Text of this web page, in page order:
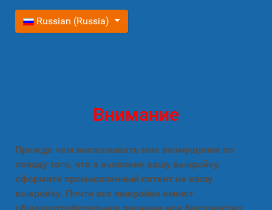
Выберите язык
Russian (Russia)
Внимание
Прежде чем высказывать мне возмущение по
поводу того, что я выложил вашу выкройку,
оформите промышленный патент на вашу
выкройку. Почти все выкройки имеют